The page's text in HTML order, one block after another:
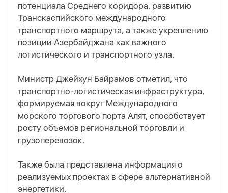
потенциала Среднего коридора, развитию
Транскаспийского международного
транспортного маршрута, а также укреплению
позиции Азербайджана как важного
логистического и транспортного узла.
Министр Джейхун Байрамов отметил, что
транспортно-логистическая инфраструктура,
формируемая вокруг Международного
морского торгового порта Алят, способствует
росту объемов региональной торговли и
грузоперевозок.
Также была представлена информация о
реализуемых проектах в сфере альтернативной
энергетики.